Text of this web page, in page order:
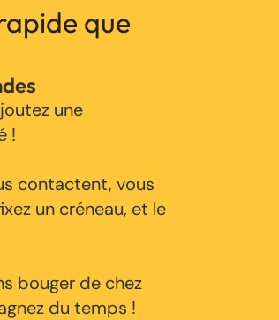
que
une
!
contactent, vous
un créneau, et le
bouger de chez
du temps !